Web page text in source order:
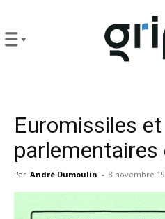
Euromissiles
parlementaires
Par André Dumoulin - 8 novembre